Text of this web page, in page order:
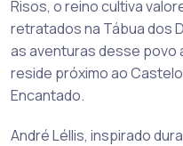
Risos, o reino cultiva
retratados na Tábua dos
as aventuras desse povo
reside próximo ao
Encantado.
André Léllis, inspirado